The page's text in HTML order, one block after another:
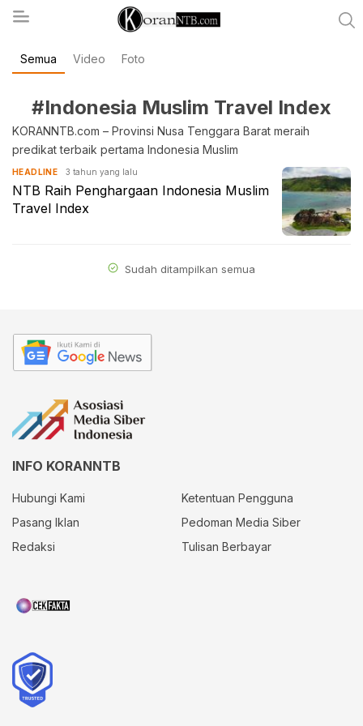
koranntb.com
Semua Video Foto
#Indonesia Muslim Travel Index
KORANNTB.com – Provinsi Nusa Tenggara Barat meraih
predikat terbaik pertama Indonesia Muslim
HEADLINE 3 tahun yang lalu
NTB Raih Penghargaan Indonesia Muslim
Travel Index
Sudah ditampilkan semua
INFO KORANNTB
Hubungi Kami
Ketentuan Pengguna
Pasang Iklan
Pedoman Media Siber
Redaksi
Tulisan Berbayar